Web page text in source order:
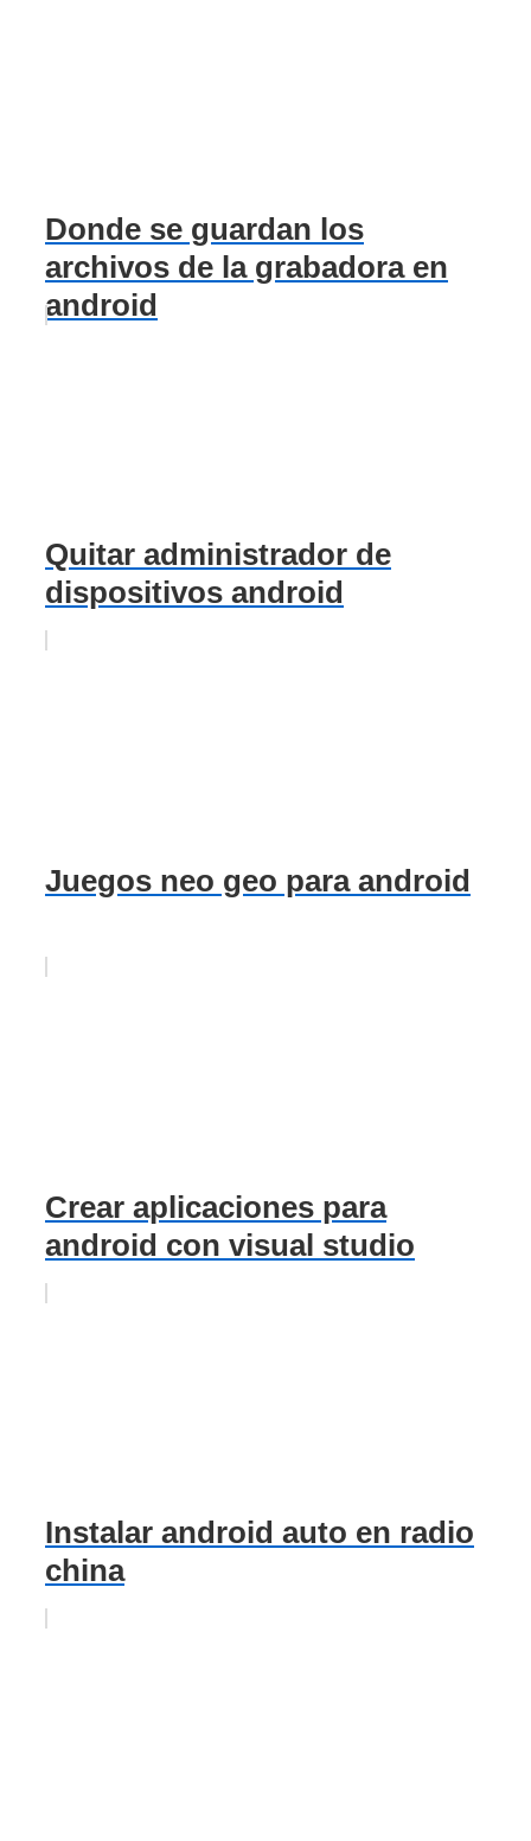
Donde se guardan los
archivos de la grabadora en
android
Quitar administrador de
dispositivos android
Juegos neo geo para android
Crear aplicaciones para
android con visual studio
Instalar android auto en radio
china